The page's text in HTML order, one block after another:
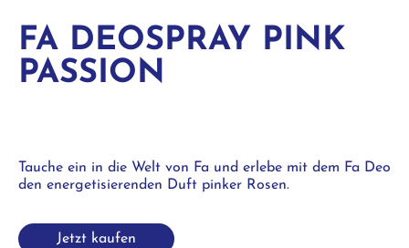
FA DEOSPRAY PINK
PASSION
Tauche ein in die Welt von Fa und erlebe mit dem Fa Deo
den energetisierenden Duft pinker Rosen.
Jetzt kaufen